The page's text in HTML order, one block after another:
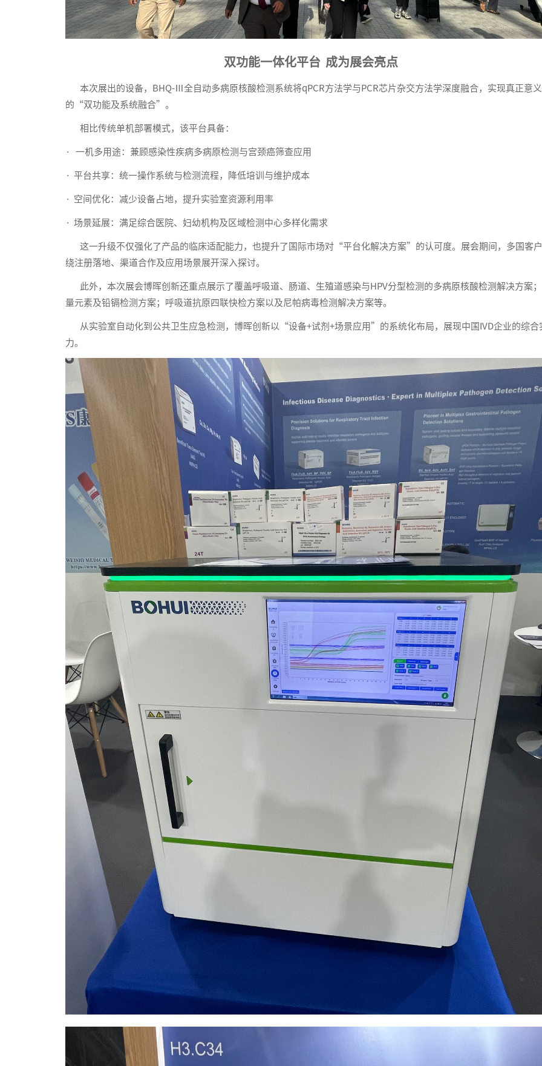
双功能一体化平台 成为展会亮点
本次展出的设备，BHQ-Ⅲ全自动多病原核酸检测系统将qPCR方法学与PCR芯片杂交方法学深度融合，实现真正意
的“双功能及系统融合”。
相比传统单机部署模式，该平台具备：
· 一机多用途：兼顾感染性疾病多病原检测与宫颈癌筛查应用
· 平台共享：统一操作系统与检测流程，降低培训与维护成本
· 空间优化：减少设备占地，提升实验室资源利用率
· 场景延展：满足综合医院、妇幼机构及区域检测中心多样化需求
这一升级不仅强化了产品的临床适配能力，也提升了国际市场对“平台化解决方案”的认可度。展会期间，多国客
绕注册落地、渠道合作及应用场景展开深入探讨。
此外，本次展会博晖创新还重点展示了覆盖呼吸道、肠道、生殖道感染与HPV分型检测的多病原核酸检测解决方案
量元素及铅镉检测方案；呼吸道抗原四联快检方案以及尼帕病毒检测解决方案等。
从实验室自动化到公共卫生应急检测，博晖创新以“设备+试剂+场景应用”的系统化布局，展现中国IVD企业的综合
力。